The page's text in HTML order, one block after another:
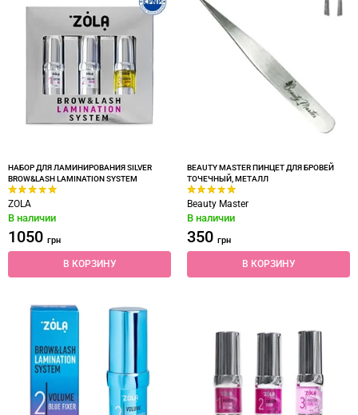
НАБОР ДЛЯ ЛАМИНИРОВАНИЯ SILVER
BROW&LASH LAMINATION SYSTEM
ZOLA
В наличии
1050 грн
В КОРЗИНУ
BEAUTY MASTER ПИНЦЕТ ДЛЯ БРОВЕЙ
ТОЧЕЧНЫЙ, МЕТАЛЛ
Beauty Master
В наличии
350 грн
В КОРЗИНУ